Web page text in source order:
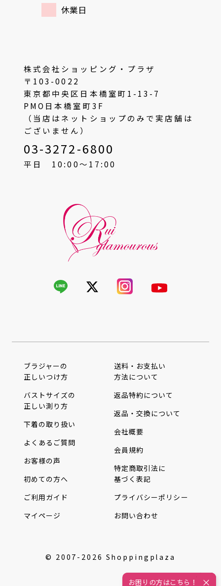
休業日
株式会社ショッピング・プラザ
〒103-0022
東京都中央区日本橋室町1-13-7
PMO日本橋室町3F
（当店はネットショップのみで実店舗は
ございません）
03-3272-6800
平日 10:00〜17:00
ブラジャーの
正しいつけ方
バストサイズの
正しい測り方
下着の取り扱い
よくあるご質問
お客様の声
初めての方へ
ご利用ガイド
マイページ
送料・お支払い
方法について
返品特約について
返品・交換について
会社概要
会員規約
特定商取引法に
基づく表記
プライバシーポリシー
お問い合わせ
© 2007-2026 Shoppingplaza
お困りの方はこちら！